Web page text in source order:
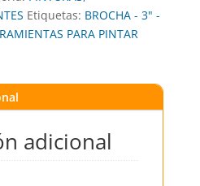
Etiquetas: BROCHA - 3" -
PARA PINTAR
adicional